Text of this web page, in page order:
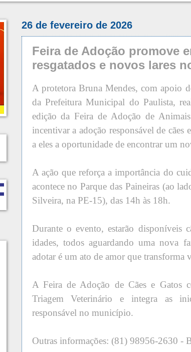
26 de fevereiro de 2026
Feira de Adoção promove
resgatados e novos lares
A protetora Bruna Mendes, com apoio
da Prefeitura Municipal do Paulista,
edição da Feira de Adoção de
incentivar a adoção responsável de cães
a eles a oportunidade de encontrar um
A ação que reforça a importância do
acontece no Parque das Paineiras (ao
Silveira, na PE-15), das 14h às 18h.
Durante o evento, estarão disponíveis
idades, todos aguardando uma nova
adotar é um ato de amor que transforma
A Feira de Adoção de Cães e Gatos
Triagem Veterinário e integra as
responsável no município.
Outras informações: (81) 98956-2630 -